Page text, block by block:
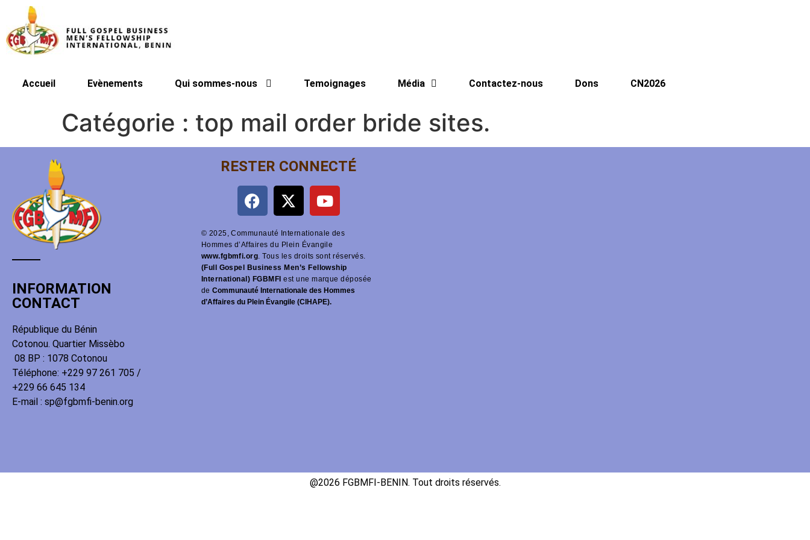
Accueil Evènements Qui sommes-nous Temoignages Média Contactez-nous Dons CN2026
Catégorie : top mail order bride sites.
INFORMATION
CONTACT
République du Bénin
Cotonou. Quartier Missèbo
08 BP : 1078 Cotonou
Téléphone: +229 97 261 705 /
+229 66 645 134
E-mail : sp@fgbmfi-benin.org
RESTER CONNECTÉ
© 2025, Communauté Internationale des
Hommes d’Affaires du Plein Évangile
www.fgbmfi.org. Tous les droits sont réservés.
(Full Gospel Business Men’s Fellowship
International) FGBMFI est une marque déposée
deCommunauté Internationale des Hommes
d’Affaires du Plein Évangile (CIHAPE).
@2026 FGBMFI-BENIN. Tout droits réservés.